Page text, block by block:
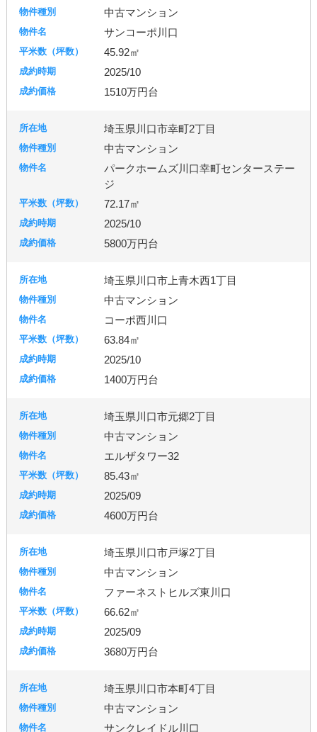
千葉市 流山市
秦野市 厚木市
宇都宮市
中古マンション
サンコーポ川口
45.92㎡
2025/10
1510万円台
埼玉県川口市幸町2丁目
中古マンション
パークホームズ川口幸町センターステー
ジ
72.17㎡
2025/10
5800万円台
埼玉県川口市上青木西1丁目
中古マンション
コーポ西川口
63.84㎡
2025/10
1400万円台
埼玉県川口市元郷2丁目
中古マンション
エルザタワー32
85.43㎡
2025/09
4600万円台
埼玉県川口市戸塚2丁目
中古マンション
ファーネストヒルズ東川口
66.62㎡
2025/09
3680万円台
埼玉県川口市本町4丁目
中古マンション
サンクレイドル川口